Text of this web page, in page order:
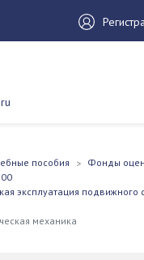
пособия
Фонды
эксплуатация подвижного
механика